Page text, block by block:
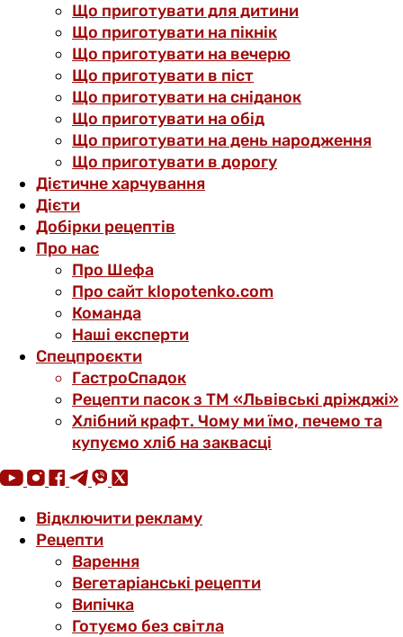
Що приготувати для дитини
Що приготувати на пікнік
Що приготувати на вечерю
Що приготувати в піст
Що приготувати на сніданок
Що приготувати на обід
Що приготувати на день народження
Що приготувати в дорогу
Дієтичне харчування
Дієти
Добірки рецептів
Про нас
Про Шефа
Про сайт klopotenko.com
Команда
Наші експерти
Спецпроєкти
ГастроСпадок
Рецепти пасок з ТМ «Львівські дріжджі»
Хлібний крафт. Чому ми їмо, печемо та
купуємо хліб на заквасці
Відключити рекламу
Рецепти
Варення
Вегетаріанські рецепти
Випічка
Готуємо без світла